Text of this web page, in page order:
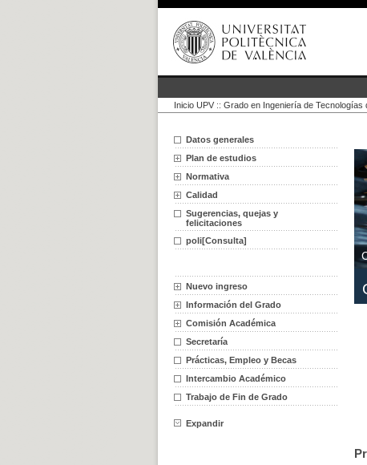
Inicio UPV :: Grado en Ingeniería de Tecnologías
Datos generales
Plan de estudios
Normativa
Calidad
Sugerencias, quejas y
felicitaciones
poli[Consulta]
Nuevo ingreso
Información del Grado
Comisión Académica
Secretaría
Prácticas, Empleo y Becas
Intercambio Académico
Trabajo de Fin de Grado
Expandir